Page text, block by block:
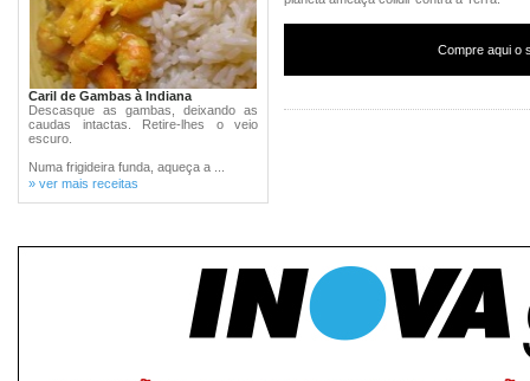
Caril de Gambas à Indiana
Descasque as gambas, deixando as
caudas intactas. Retire-lhes o veio
escuro.
Numa frigideira funda, aqueça a ...
» ver mais receitas
Compre aqui o